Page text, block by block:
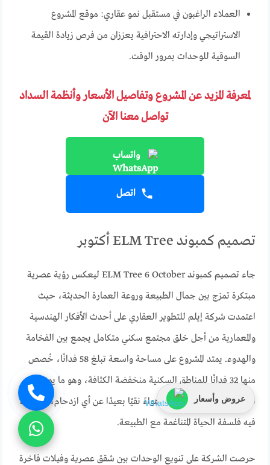
العملاء الراغبون في مستقبل نمو عقاري: موقع المشروع
الاستراتيجي وإدارته الاحترافية يعززان من فرص زيادة القيمة
السوقية للوحدات بمرور الوقت.
لمعرفة المزيد عن المشروع وتفاصيل الأسعار وأنظمة السداد
تواصل معنا الآن
واتساب
اتصل
تصميم كمبوند ELM Tree أكتوبر
جاء تصميم كمبوند ELM Tree 6 October ليعكس رؤية عصرية
مبتكرة تمزج بين جمال الطبيعة وروعة العمارة الحديثة، حيث
اعتمدت شركة إيلم للتطوير العقاري على أحدث الأفكار الهندسية
والمعمارية من أجل خلق مجتمع سكني متكامل يجمع بين الفخامة
والهدوء. يمتد المشروع على مساحة واسعة تبلغ 58 فدانًا، خُصص
منها 32 فدانًا للمناطق السكنية منخفضة الكثافة، وهو ما يمنح
السكان مساحات مفتوحة وهواءً نقيًا بعيدًا عن أي ازدحام، لتتجسد
فيه فلسفة الحياة المتناغمة مع الطبيعة.
حرصت الشركة على تنويع الوحدات بين شقق عصرية وفيلات فاخرة
عروض وأسعار